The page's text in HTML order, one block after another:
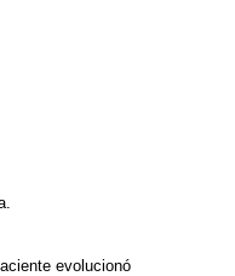
evolucionó